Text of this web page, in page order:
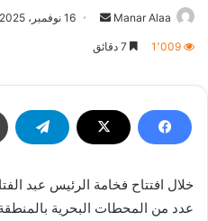
Manar Alaa
أرسل 16 نوفمبر، 2025
1٬009
خلال افتتاح فخامة الرئيس عبد
عدد من المحطات البحرية